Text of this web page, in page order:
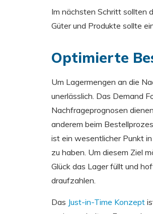
Im nächsten Schritt sollten
Güter und Produkte sollte
Optimierte
Um Lagermengen an die
unerlässlich. Das Demand
Nachfrageprognosen
anderem beim
ist ein wesentlicher Punkt
zu haben. Um diesem Ziel
Glück das Lager füllt und
draufzahlen.
Das Just-in-Time Konzept